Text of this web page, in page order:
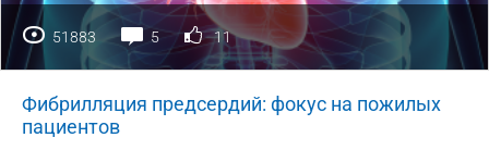
51883 5 11
Фибрилляция предсердий: фокус на пожилых
пациентов